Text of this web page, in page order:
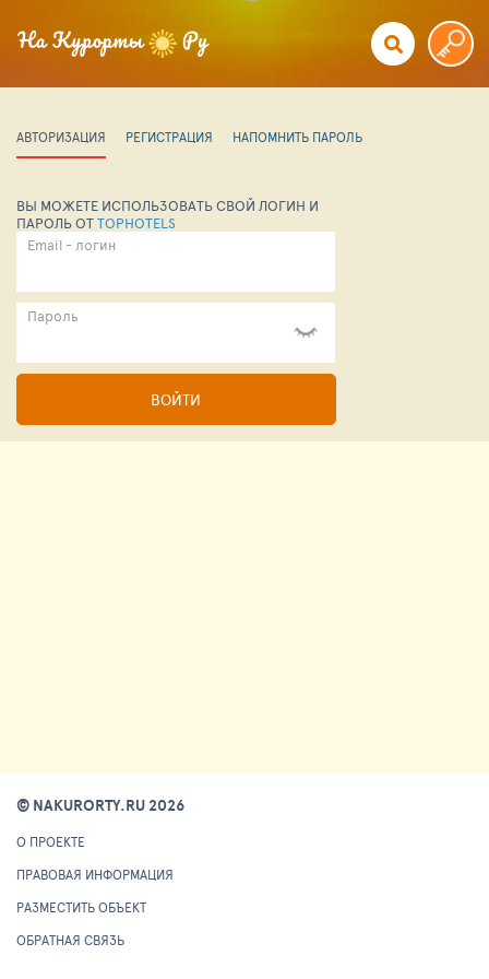
АВТОРИЗАЦИЯ РЕГИСТРАЦИЯ НАПОМНИТЬ ПАРОЛЬ
ВЫ МОЖЕТЕ ИСПОЛЬЗОВАТЬ СВОЙ ЛОГИН И
ПАРОЛЬ ОТTOPHOTELS
Email - логин
Пароль
ВОЙТИ
© NAKURORTY.RU 2026
О ПРОЕКТЕ
ПРАВОВАЯ ИНФОРМАЦИЯ
РАЗМЕСТИТЬ ОБЪЕКТ
ОБРАТНАЯ СВЯЗЬ